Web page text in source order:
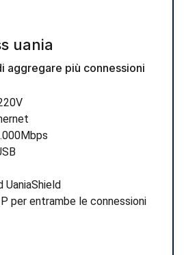
uania
aggregare più connessioni
UaniaShield
per entrambe le connessioni